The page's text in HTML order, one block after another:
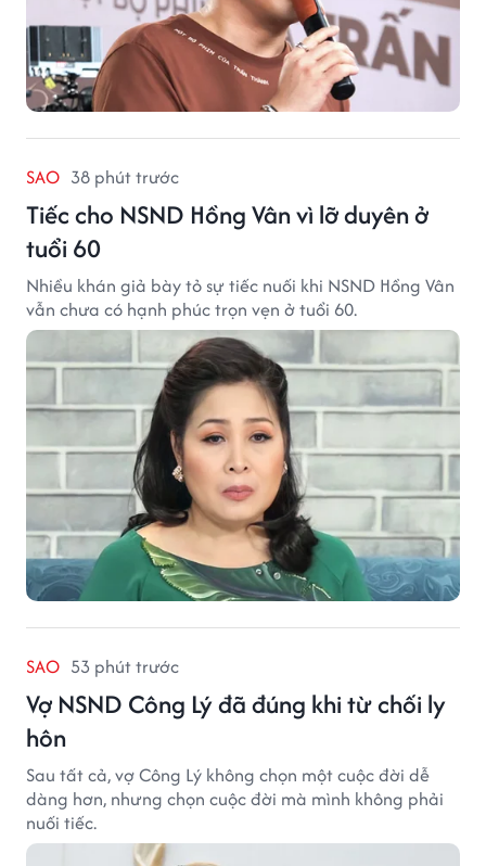
SAO 38 phút trước
Tiếc cho NSND Hồng Vân vì lỡ duyên ở
tuổi 60
Nhiều khán giả bày tỏ sự tiếc nuối khi NSND Hồng Vân
vẫn chưa có hạnh phúc trọn vẹn ở tuổi 60.
SAO 53 phút trước
Vợ NSND Công Lý đã đúng khi từ chối ly
hôn
Sau tất cả, vợ Công Lý không chọn một cuộc đời dễ
dàng hơn, nhưng chọn cuộc đời mà mình không phải
nuối tiếc.